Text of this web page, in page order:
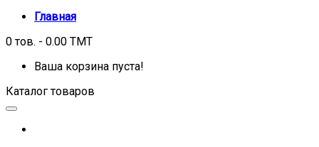
Главная
0 тов. - 0.00 TMT
Ваша корзина пуста!
Каталог товаров